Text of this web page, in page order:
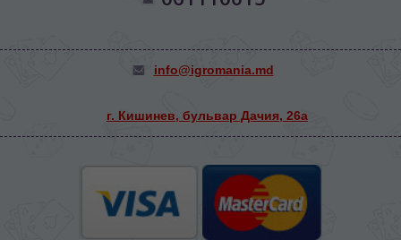
info@igromania.md
г. Кишинев, бульвар Дачия, 26а